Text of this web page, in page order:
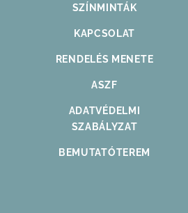
SZÍNMINTÁK
KAPCSOLAT
RENDELÉS MENETE
ASZF
ADATVÉDELMI
SZABÁLYZAT
BEMUTATÓTEREM